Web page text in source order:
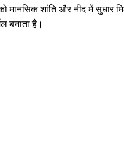
मानसिक शांति और नींद में सुधार
बनाता है।